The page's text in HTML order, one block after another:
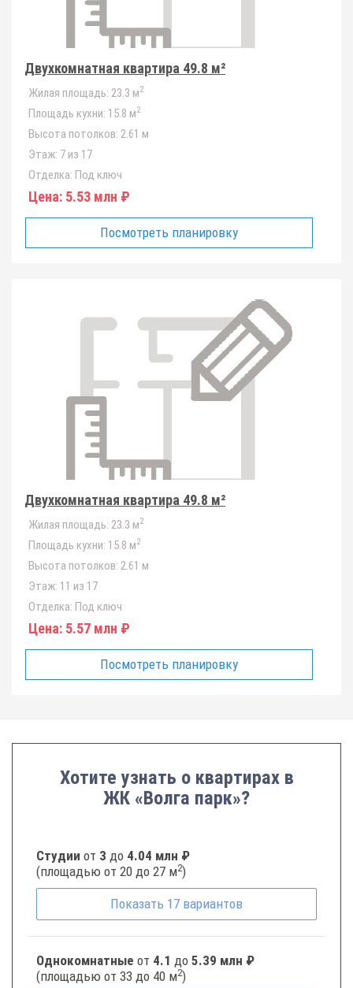
Двухкомнатная квартира 49.8 м²
Жилая площадь: 23.3 м2
Площадь кухни: 15.8 м2
Высота потолков: 2.61 м
Этаж: 7 из 17
Отделка: Под ключ
Цена: 5.53 млн ₽
Посмотреть планировку
Двухкомнатная квартира 49.8 м²
Жилая площадь: 23.3 м2
Площадь кухни: 15.8 м2
Высота потолков: 2.61 м
Этаж: 11 из 17
Отделка: Под ключ
Цена: 5.57 млн ₽
Посмотреть планировку
Хотите узнать о квартирах в
ЖК «Волга парк»?
Студии от 3 до 4.04 млн ₽
(площадью от 20 до 27 м2)
Показать 17 вариантов
Однокомнатные от 4.1 до 5.39 млн ₽
(площадью от 33 до 40 м2)